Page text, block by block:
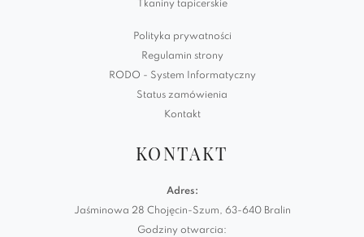
Tkaniny tapicerskie
Polityka prywatności
Regulamin strony
RODO - System Informatyczny
Status zamówienia
Kontakt
KONTAKT
Adres:
Jaśminowa 28 Chojęcin-Szum, 63-640 Bralin
Godziny otwarcia: